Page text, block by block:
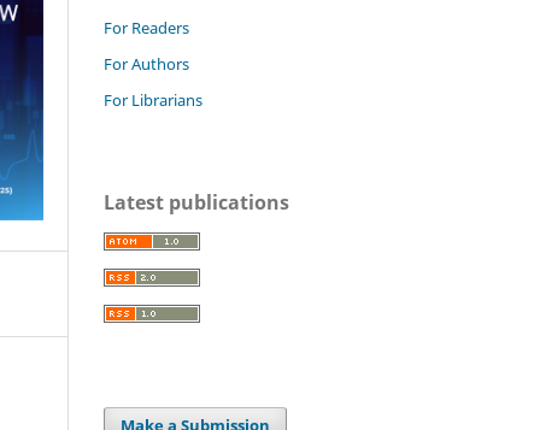
For Readers
For Authors
For Librarians
Latest publications
Make a Submission